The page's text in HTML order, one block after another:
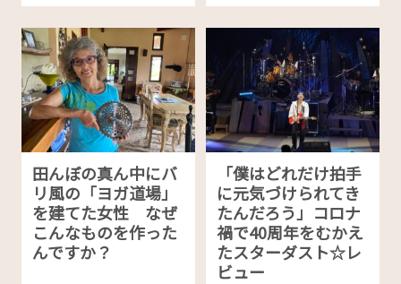
田んぼの真ん中にバ
リ風の「ヨガ道場」
を建てた女性 なぜ
こんなものを作った
んですか？
「僕はどれだけ拍手
に元気づけられてき
たんだろう」コロナ
禍で40周年をむかえ
たスターダスト☆レ
ビュー